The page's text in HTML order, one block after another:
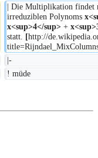
| Die Multiplikation findet
irreduziblen Polynoms
x<sup>4</sup> +
statt. [http://
|-
! müde